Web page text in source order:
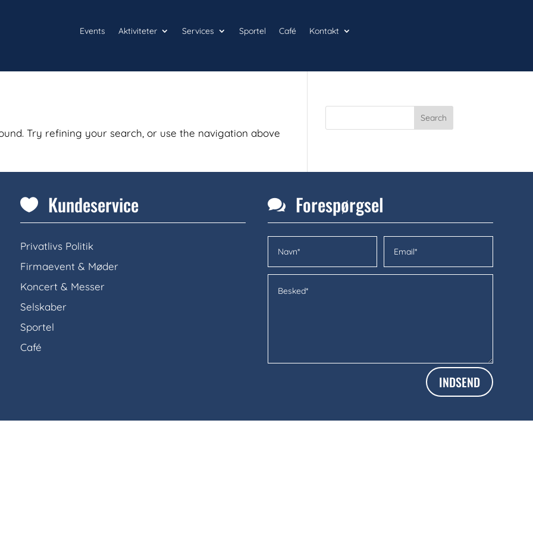
Events Aktiviteter Services Sportel Café Kontakt
Try refining your search, or use the navigation above
 Kundeservice
Privatlivs Politik
Firmaevent & Møder
Koncert & Messer
Selskaber
Sportel
Café
 Forespørgsel
INDSEND